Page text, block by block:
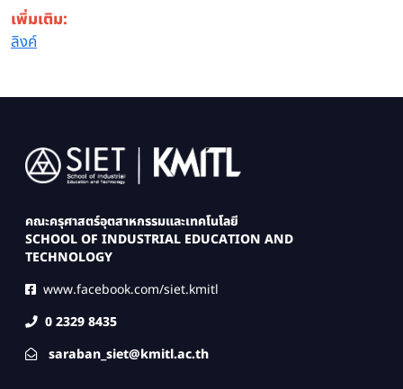
เพิ่มเติม:
ลิงค์
Image
คณะครุศาสตร์อุตสาหกรรมและเทคโนโลยี
SCHOOL OF INDUSTRIAL EDUCATION AND
TECHNOLOGY
www.facebook.com/siet.kmitl
0 2329 8435
saraban_siet@kmitl.ac.th